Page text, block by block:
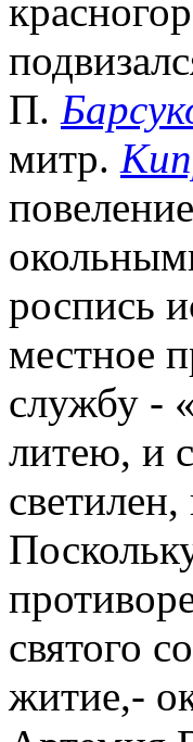
П.
митр.
роспись
местное
службу -
литею, и
святого
житие,-